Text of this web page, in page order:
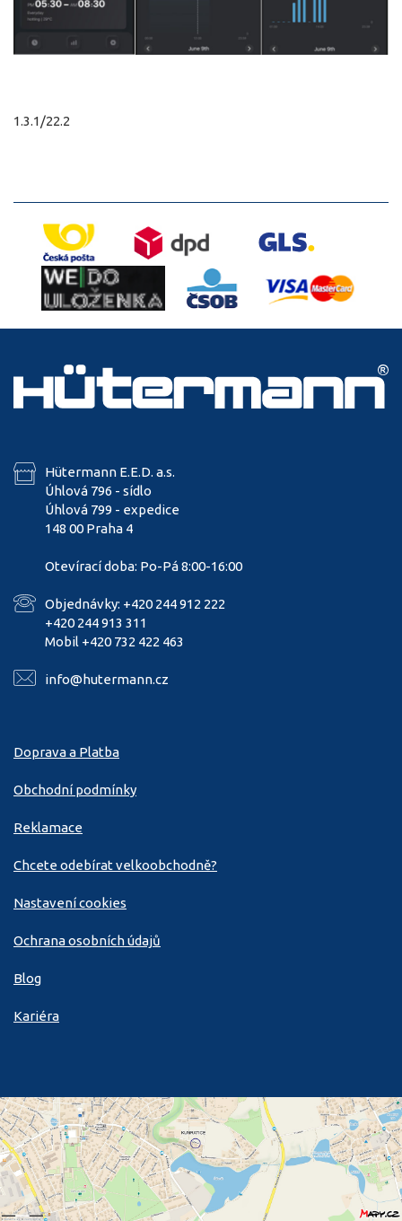
1.3.1/22.2
Hütermann E.E.D. a.s.
Úhlová 796 - sídlo
Úhlová 799 - expedice
148 00 Praha 4
Otevírací doba: Po-Pá 8:00-16:00
Objednávky: +420 244 912 222
+420 244 913 311
Mobil +420 732 422 463
info@hutermann.cz
Doprava a Platba
Obchodní podmínky
Reklamace
Chcete odebírat velkoobchodně?
Nastavení cookies
Ochrana osobních údajů
Blog
Kariéra